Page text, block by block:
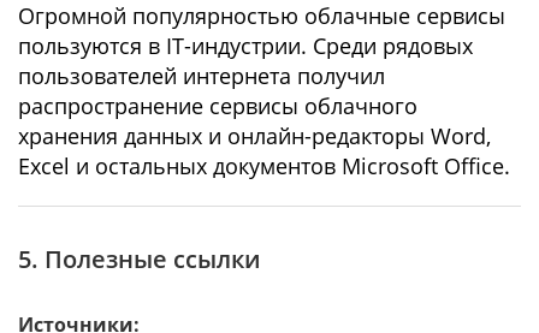
Огромной популярностью облачные сервисы
пользуются в IT-индустрии. Среди рядовых
пользователей интернета получил
распространение сервисы облачного
хранения данных и онлайн-редакторы Word,
Excel и остальных документов Microsoft Office.
5. Полезные ссылки
Источники: